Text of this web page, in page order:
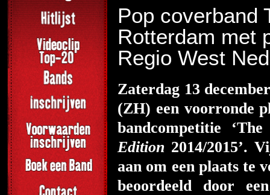
Pop coverband
Rotterdam met
Regio West
Zaterdag 13
(ZH) een voorronde
bandcompetitie
Edition 2014/2015’.
aan om een plaats te
beoordeeld door